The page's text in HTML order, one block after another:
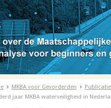
MKBA voor Gevorderden
jaar MKBA waterveiligheid in